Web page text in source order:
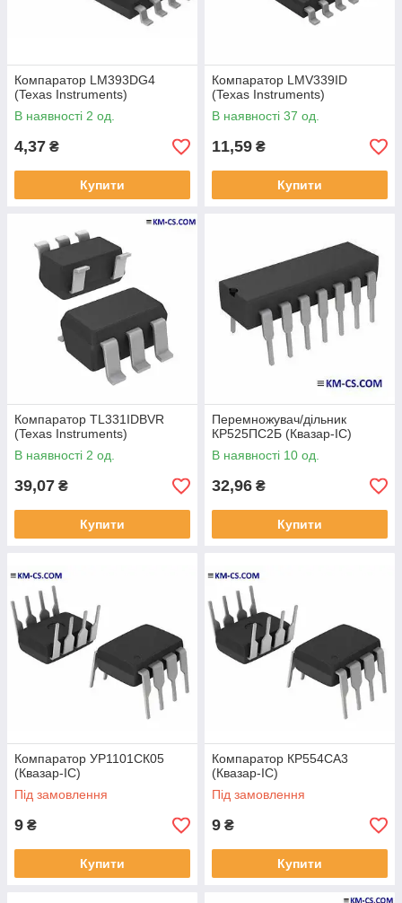
Компаратор LM393DG4
(Texas Instruments)
В наявності 2 од.
4,37 ₴
Купити
Компаратор LMV339ID
(Texas Instruments)
В наявності 37 од.
11,59 ₴
Купити
Компаратор TL331IDBVR
(Texas Instruments)
В наявності 2 од.
39,07 ₴
Купити
Перемножувач/дільник
КР525ПС2Б (Квазар-ІС)
В наявності 10 од.
32,96 ₴
Купити
Компаратор УР1101СК05
(Квазар-ІС)
Під замовлення
9 ₴
Купити
Компаратор КР554СА3
(Квазар-ІС)
Під замовлення
9 ₴
Купити